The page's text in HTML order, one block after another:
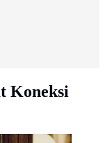
Koneksi